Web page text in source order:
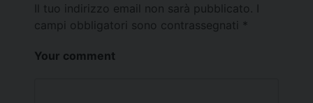
Il tuo indirizzo email non sarà pubblicato.
campi obbligatori sono contrassegnati *
Your comment